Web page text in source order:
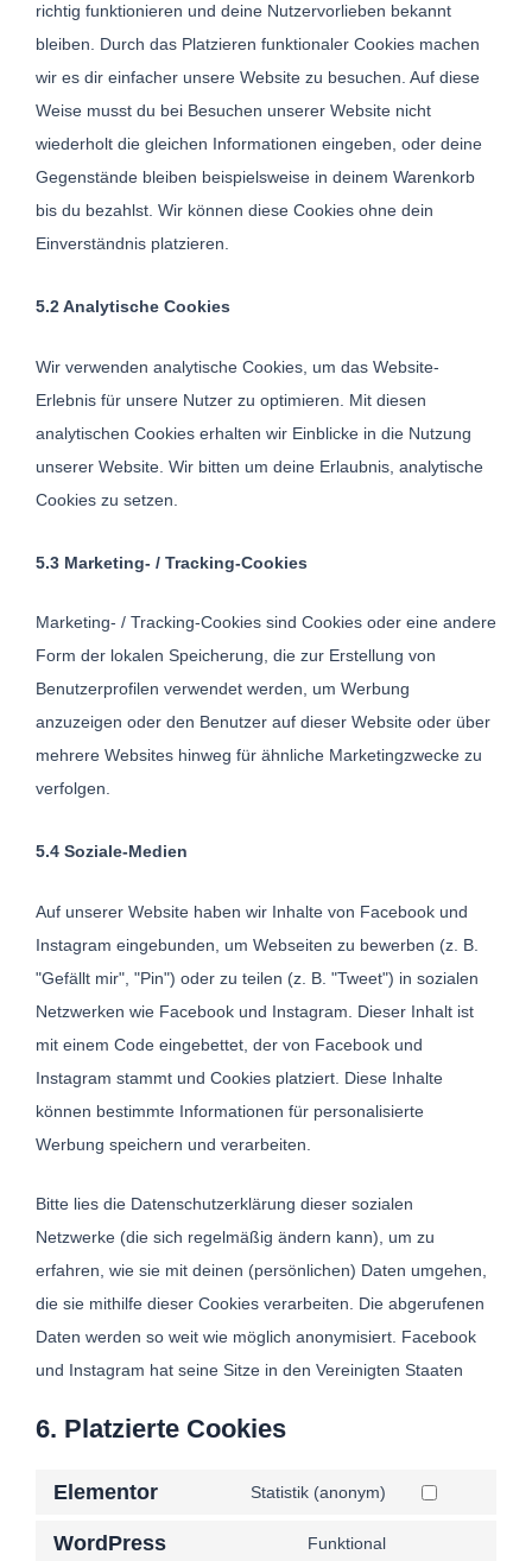
richtig funktionieren und deine Nutzervorlieben bekannt
bleiben. Durch das Platzieren funktionaler Cookies machen
wir es dir einfacher unsere Website zu besuchen. Auf diese
Weise musst du bei Besuchen unserer Website nicht
wiederholt die gleichen Informationen eingeben, oder deine
Gegenstände bleiben beispielsweise in deinem Warenkorb
bis du bezahlst. Wir können diese Cookies ohne dein
Einverständnis platzieren.
5.2 Analytische Cookies
Wir verwenden analytische Cookies, um das Website-
Erlebnis für unsere Nutzer zu optimieren. Mit diesen
analytischen Cookies erhalten wir Einblicke in die Nutzung
unserer Website. Wir bitten um deine Erlaubnis, analytische
Cookies zu setzen.
5.3 Marketing- / Tracking-Cookies
Marketing- / Tracking-Cookies sind Cookies oder eine andere
Form der lokalen Speicherung, die zur Erstellung von
Benutzerprofilen verwendet werden, um Werbung
anzuzeigen oder den Benutzer auf dieser Website oder über
mehrere Websites hinweg für ähnliche Marketingzwecke zu
verfolgen.
5.4 Soziale-Medien
Auf unserer Website haben wir Inhalte von Facebook und
Instagram eingebunden, um Webseiten zu bewerben (z. B.
"Gefällt mir", "Pin") oder zu teilen (z. B. "Tweet") in sozialen
Netzwerken wie Facebook und Instagram. Dieser Inhalt ist
mit einem Code eingebettet, der von Facebook und
Instagram stammt und Cookies platziert. Diese Inhalte
können bestimmte Informationen für personalisierte
Werbung speichern und verarbeiten.
Bitte lies die Datenschutzerklärung dieser sozialen
Netzwerke (die sich regelmäßig ändern kann), um zu
erfahren, wie sie mit deinen (persönlichen) Daten umgehen,
die sie mithilfe dieser Cookies verarbeiten. Die abgerufenen
Daten werden so weit wie möglich anonymisiert. Facebook
und Instagram hat seine Sitze in den Vereinigten Staaten
6. Platzierte Cookies
Elementor Statistik (anonym)
WordPress Funktional